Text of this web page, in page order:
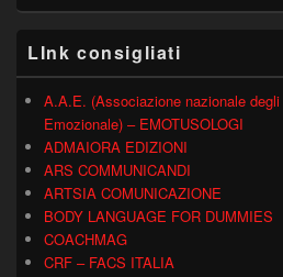
LInk consigliati
A.A.E. (Associazione nazionale
Emozionale) – EMOTUSOLOGI
ADMAIORA EDIZIONI
ARS COMMUNICANDI
ARTSIA COMUNICAZIONE
BODY LANGUAGE FOR DUMMIES
COACHMAG
CRF – FACS ITALIA